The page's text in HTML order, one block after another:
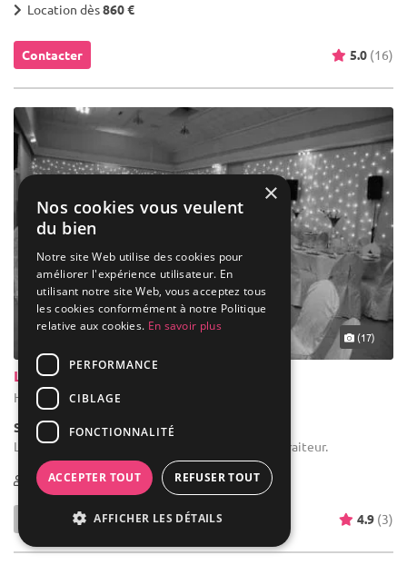
Location dès860 €
Contacter 5.0 (16)
(17)
Le Jardin des Colombes
Herblay - Val-d'Oise (95)
Salle de réception
Location de salle d'anniversaire : Possibilité de traiteur.
100-350
4.9 (3)
×
Nos cookies vous veulent
du bien
Notre site Web utilise des cookies pour
améliorer l'expérience utilisateur. En
utilisant notre site Web, vous acceptez tous
les cookies conformément à notre Politique
relative aux cookies. En savoir plus
PERFORMANCE
CIBLAGE
FONCTIONNALITÉ
ACCEPTER TOUT REFUSER TOUT
AFFICHER LES DÉTAILS